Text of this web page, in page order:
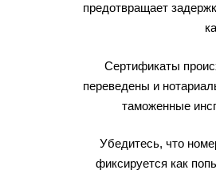
предотвращает
Сертификаты
переведены и
таможенные
Убедитесь, что
фиксируется как